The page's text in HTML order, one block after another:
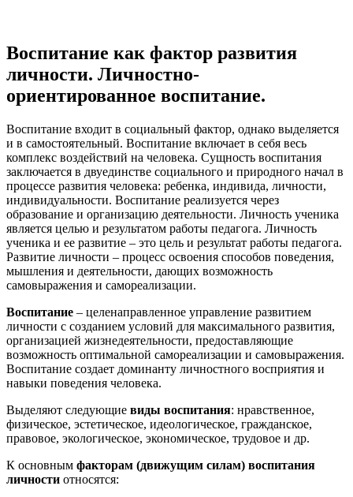
Воспитание как фактор развития
личности. Личностно-
ориентированное воспитание.
Воспитание входит в социальный фактор, однако выделяется
и в самостоятельный. Воспитание включает в себя весь
комплекс воздействий на человека. Сущность воспитания
заключается в двуединстве социального и природного начал в
процессе развития человека: ребенка, индивида, личности,
индивидуальности. Воспитание реализуется через
образование и организацию деятельности. Личность ученика
является целью и результатом работы педагога. Личность
ученика и ее развитие – это цель и результат работы педагога.
Развитие личности – процесс освоения способов поведения,
мышления и деятельности, дающих возможность
самовыражения и самореализации.
Воспитание – целенаправленное управление развитием
личности с созданием условий для максимального развития,
организацией жизнедеятельности, предоставляющие
возможность оптимальной самореализации и самовыражения.
Воспитание создает доминанту личностного восприятия и
навыки поведения человека.
Выделяют следующие виды воспитания: нравственное,
физическое, эстетическое, идеологическое, гражданское,
правовое, экологическое, экономическое, трудовое и др.
К основным факторам (движущим силам) воспитания
личности относятся: